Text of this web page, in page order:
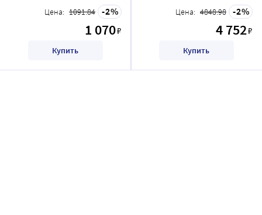
Цена: 1091.84 2
1 070₽
Купить
Цена: 4848.98 2
4 752₽
Купить